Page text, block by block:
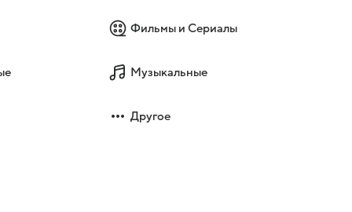
Фильмы и Сериалы
Музыкальные
Другое